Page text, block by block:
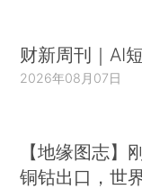
财新周刊｜AI
2026年08月07日
【地缘图志】
铜钴出口，世